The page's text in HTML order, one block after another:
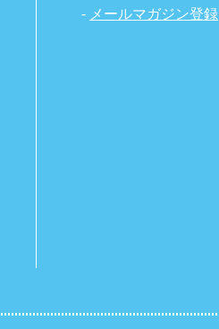
- メールマガジン登録